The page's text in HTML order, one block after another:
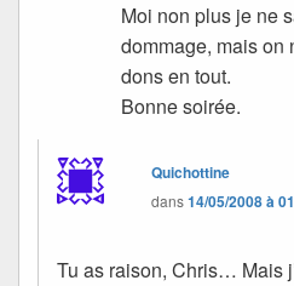
Moi non plus je ne
dommage, mais on
dons en tout.
Bonne soirée.
Quichottine
dans14/05/2008 à
Tu as raison, Chris… Mais